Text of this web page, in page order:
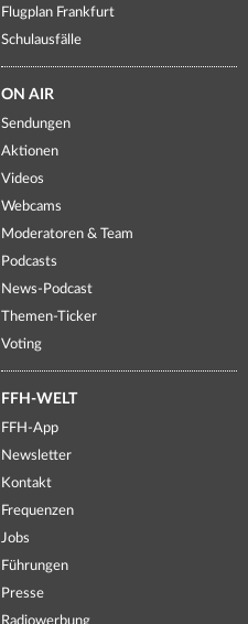
Flugplan Frankfurt
Schulausfälle
ON AIR
Sendungen
Aktionen
Videos
Webcams
Moderatoren & Team
Podcasts
News-Podcast
Themen-Ticker
Voting
FFH-WELT
FFH-App
Newsletter
Kontakt
Frequenzen
Jobs
Führungen
Presse
Radiowerbung